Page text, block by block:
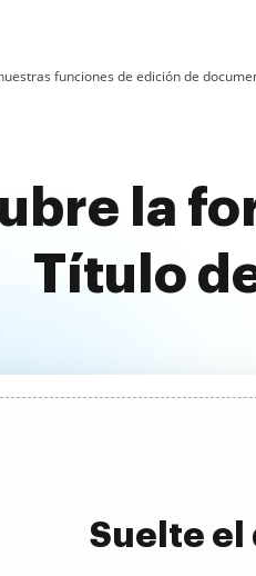
funciones de edición de
la
Título
Suelte el